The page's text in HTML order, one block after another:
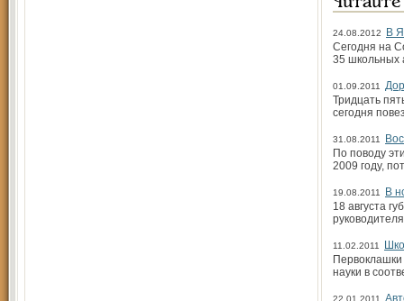
24.08.2012
В
Сегодня на
35 школьных
01.09.2011
Тридцать
сегодня
31.08.2011
По поводу
2009 году,
19.08.2011
В
18 августа
11.02.2011
Первоклашки
науки в
22.01.2011